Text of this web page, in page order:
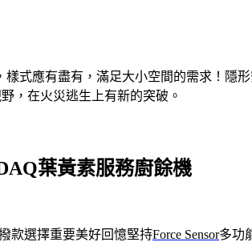
式應有盡有，滿足大小空間的需求！
，在火災逃生上有新的突破。
葉黃素服務廚餘機
款選擇重要美好回憶堅持Force Sensor多功